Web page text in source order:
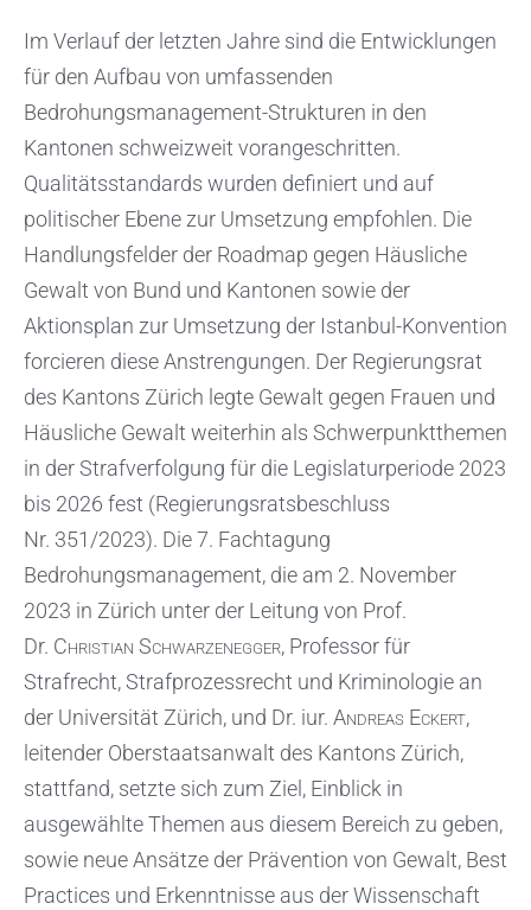
Im Verlauf der letzten Jahre sind die Entwicklungen
für den Aufbau von umfassenden
Bedrohungsmanagement-Strukturen in den
Kantonen schweizweit vorangeschritten.
Qualitätsstandards wurden definiert und auf
politischer Ebene zur Umsetzung empfohlen. Die
Handlungsfelder der Roadmap gegen Häusliche
Gewalt von Bund und Kantonen sowie der
Aktionsplan zur Umsetzung der Istanbul-Konvention
forcieren diese Anstrengungen. Der Regierungsrat
des Kantons Zürich legte Gewalt gegen Frauen und
Häusliche Gewalt weiterhin als Schwerpunktthemen
in der Strafverfolgung für die Legislaturperiode 2023
bis 2026 fest (Regierungsratsbeschluss
Nr. 351/2023). Die 7. Fachtagung
Bedrohungsmanagement, die am 2. November
2023 in Zürich unter der Leitung von Prof.
Dr. Christian Schwarzenegger, Professor für
Strafrecht, Strafprozessrecht und Kriminologie an
der Universität Zürich, und Dr. iur. Andreas Eckert,
leitender Oberstaatsanwalt des Kantons Zürich,
stattfand, setzte sich zum Ziel, Einblick in
ausgewählte Themen aus diesem Bereich zu geben,
sowie neue Ansätze der Prävention von Gewalt, Best
Practices und Erkenntnisse aus der Wissenschaft